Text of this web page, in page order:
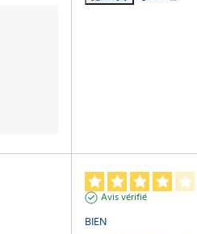
Avis vérifié
BIEN